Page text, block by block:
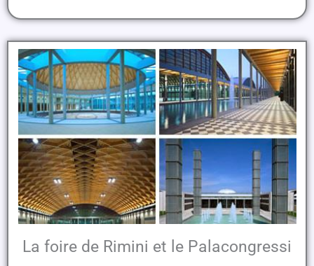
La foire de Rimini et le Palacongressi